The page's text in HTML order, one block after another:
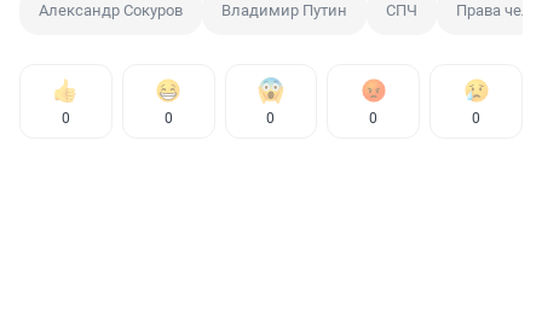
Александр Сокуров Владимир Путин СПЧ Права
0 0 0 0 0